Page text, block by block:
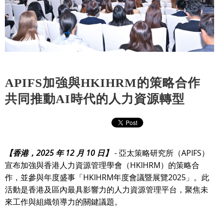
APIFS加強與HKIHRM的策略合作
共同推動AI時代的人力資源轉型
【香港，2025 年 12 月 10 日】 - 亞太策略研究所（APIFS）
宣布加強與香港人力資源管理學會（HKIHRM）的策略合
作，並參與年度盛事「HKIHRM年度會議暨展覽2025」。此
活動是香港及區內最具影響力的人力資源管理平台，聚焦未
來工作與組織領導力的關鍵議題。